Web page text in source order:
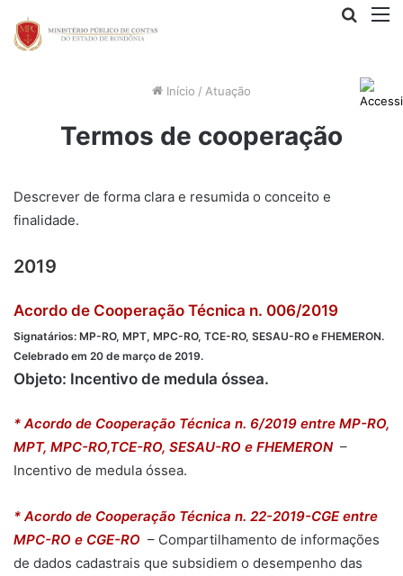
Início / Atuação
Termos de cooperação
Descrever de forma clara e resumida o conceito e
finalidade.
2019
Acordo de Cooperação Técnica n. 006/2019
Signatários: MP-RO, MPT, MPC-RO, TCE-RO, SESAU-RO e FHEMERON.
Celebrado em 20 de março de 2019.
Objeto: Incentivo de medula óssea.
* Acordo de Cooperação Técnica n. 6/2019 entre MP-RO,
MPT, MPC-RO,TCE-RO, SESAU-RO e FHEMERON –
Incentivo de medula óssea.
* Acordo de Cooperação Técnica n. 22-2019-CGE entre
MPC-RO e CGE-RO – Compartilhamento de informações
de dados cadastrais que subsidiem o desempenho das